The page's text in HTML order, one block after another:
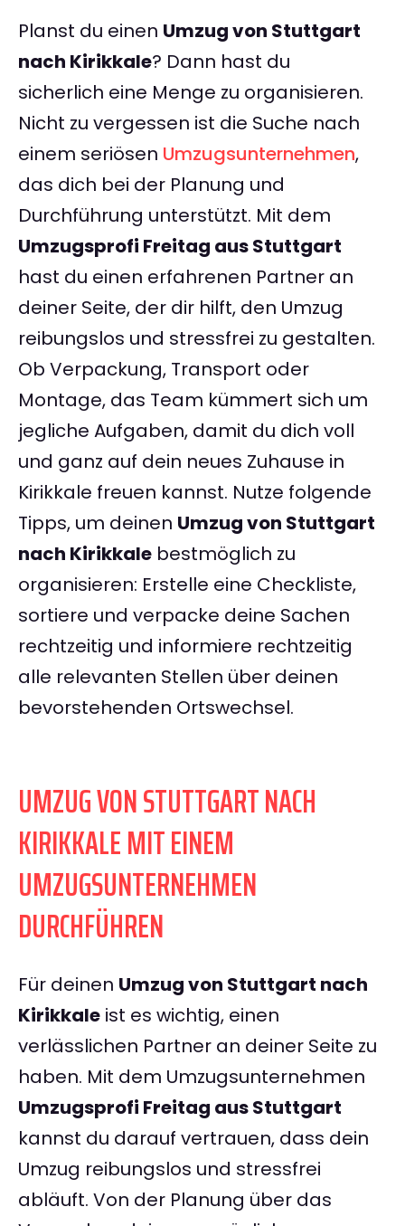
Planst du einen Umzug von Stuttgart
nach Kirikkale? Dann hast du
sicherlich eine Menge zu organisieren.
Nicht zu vergessen ist die Suche nach
einem seriösen Umzugsunternehmen,
das dich bei der Planung und
Durchführung unterstützt. Mit dem
Umzugsprofi Freitag aus Stuttgart
hast du einen erfahrenen Partner an
deiner Seite, der dir hilft, den Umzug
reibungslos und stressfrei zu gestalten.
Ob Verpackung, Transport oder
Montage, das Team kümmert sich um
jegliche Aufgaben, damit du dich voll
und ganz auf dein neues Zuhause in
Kirikkale freuen kannst. Nutze folgende
Tipps, um deinen Umzug von Stuttgart
nach Kirikkale bestmöglich zu
organisieren: Erstelle eine Checkliste,
sortiere und verpacke deine Sachen
rechtzeitig und informiere rechtzeitig
alle relevanten Stellen über deinen
bevorstehenden Ortswechsel.
UMZUG VON STUTTGART NACH
KIRIKKALE MIT EINEM
UMZUGSUNTERNEHMEN
DURCHFÜHREN
Für deinen Umzug von Stuttgart nach
Kirikkale ist es wichtig, einen
verlässlichen Partner an deiner Seite zu
haben. Mit dem Umzugsunternehmen
Umzugsprofi Freitag aus Stuttgart
kannst du darauf vertrauen, dass dein
Umzug reibungslos und stressfrei
abläuft. Von der Planung über das